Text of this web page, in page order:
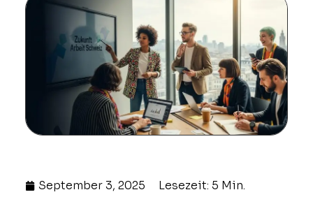
September 3, 2025 Lesezeit: 5 Min.